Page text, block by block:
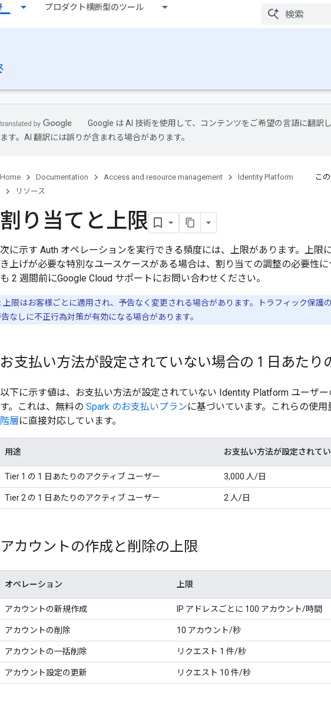
プロダクト横断型のツール
Google は AI 技術を使用して、コンテンツをご希望の言語に翻訳
ます。AI 翻訳には誤りが含まれる場合があります。
Home Documentation Access and resource management
Identity Platform
リソース
こ
割り当てと上限
次に示す Auth オペレーションを実行できる頻度には、上限があります。上限
き上げが必要な特別なユースケースがある場合は、割り当ての調整の必要性
も 2 週間前にGoogle Cloud サポートにお問い合わせください。
上限はお客様ごとに適用され、予告なく変更される場合があります。トラフィック保護
なしに不正行為対策が有効になる場合があります。
お支払い方法が設定されていない場合の 1 日あたり
以下に示す値は、お支払い方法が設定されていない Identity Platform ユーザ
す。これは、無料の Spark のお支払いプランに基づいています。これらの使用
階層に直接対応しています。
用途 お支払い方法が設定されて
Tier 1 の 1 日あたりのアクティブ ユーザー 3,000 人/日
Tier 2 の 1 日あたりのアクティブ ユーザー 2 人/日
アカウントの作成と削除の上限
オペレーション 上限
アカウントの新規作成 IP アドレスごとに 100 アカウント/時間
アカウントの削除 10 アカウント/秒
アカウントの一括削除 リクエスト 1 件/秒
アカウント設定の更新 リクエスト 10 件/秒